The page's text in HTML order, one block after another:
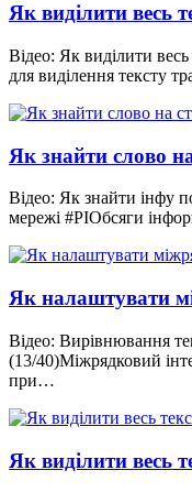
Як виділити весь
Відео: Як виділити весь
для виділення тексту
Як знайти слово
Відео: Як знайти інфу
мережі #PIОбсяги
Як налаштувати
Відео: Вирівнювання
(13/40)Міжрядковий
при…
Як виділити весь